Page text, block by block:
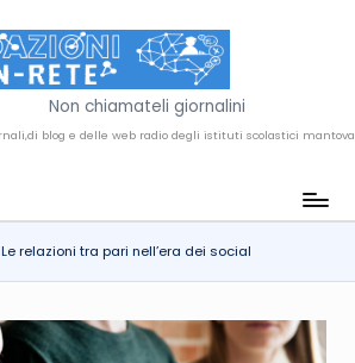
Non chiamateli giornalini
Le relazioni tra pari nell’era dei social